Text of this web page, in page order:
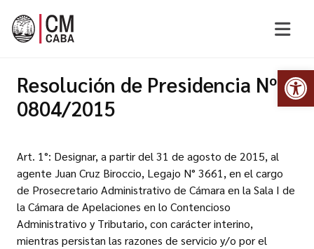
Resolución de Presidencia Nº
0804/2015
Art. 1°: Designar, a partir del 31 de agosto de 2015, al
agente Juan Cruz Biroccio, Legajo N° 3661, en el cargo
de Prosecretario Administrativo de Cámara en la Sala I de
la Cámara de Apelaciones en lo Contencioso
Administrativo y Tributario, con carácter interino,
mientras persistan las razones de servicio y/o por el